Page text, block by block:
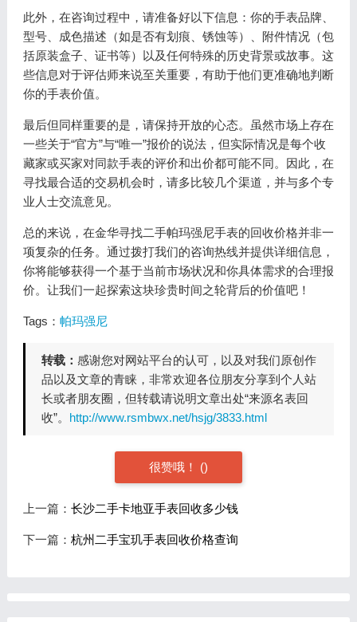
此外，在咨询过程中，请准备好以下信息：你的手表品牌、
型号、成色描述（如是否有划痕、锈蚀等）、附件情况（包
括原装盒子、证书等）以及任何特殊的历史背景或故事。这
些信息对于评估师来说至关重要，有助于他们更准确地判断
你的手表价值。
最后但同样重要的是，请保持开放的心态。虽然市场上存在
一些关于“官方”与“唯一”报价的说法，但实际情况是每个收
藏家或买家对同款手表的评价和出价都可能不同。因此，在
寻找最合适的交易机会时，请多比较几个渠道，并与多个专
业人士交流意见。
总的来说，在金华寻找二手帕玛强尼手表的回收价格并非一
项复杂的任务。通过拨打我们的咨询热线并提供详细信息，
你将能够获得一个基于当前市场状况和你具体需求的合理报
价。让我们一起探索这块珍贵时间之轮背后的价值吧！
Tags： 帕玛强尼
转载： 感谢您对网站平台的认可，以及对我们原创作
品以及文章的青睐，非常欢迎各位朋友分享到个人站
长或者朋友圈，但转载请说明文章出处“来源名表回
收”。 http://www.rsmbwx.net/hsjg/3833.html
很赞哦！ ()
上一篇： 长沙二手卡地亚手表回收多少钱
下一篇： 杭州二手宝玑手表回收价格查询